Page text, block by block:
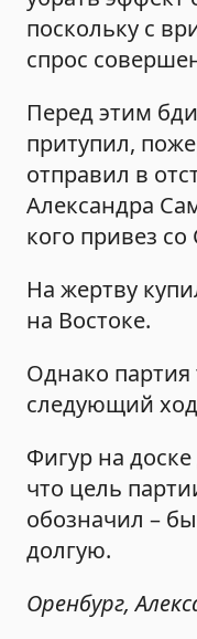
поскольку с
спрос
Перед этим
притупил,
отправил в
Александра
кого привез
На жертву
на Востоке.
Однако партия
следующий
Фигур на
что цель
обозначил –
долгую.
Оренбург,